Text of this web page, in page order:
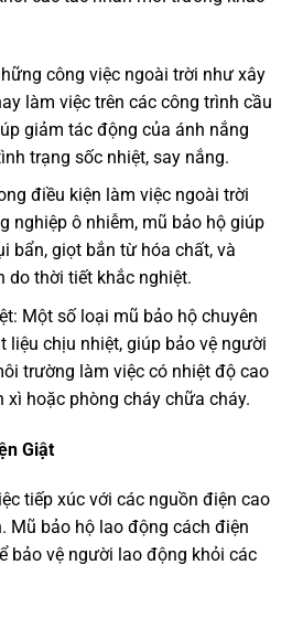
công việc ngoài trời như xây
làm việc trên các công trình cầu
giảm tác động của ánh nắng
trạng sốc nhiệt, say nắng.
điều kiện làm việc ngoài trời
nghiệp ô nhiễm, mũ bảo hộ giúp
bẩn, giọt bắn từ hóa chất, và
do thời tiết khắc nghiệt.
Một số loại mũ bảo hộ chuyên
liệu chịu nhiệt, giúp bảo vệ người
trường làm việc có nhiệt độ cao
xì hoặc phòng cháy chữa cháy.
Giật
tiếp xúc với các nguồn điện cao
Mũ bảo hộ lao động cách điện
bảo vệ người lao động khỏi các